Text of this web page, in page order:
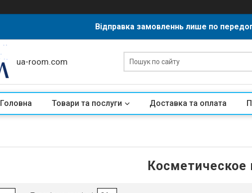
Відправка замовленнь лише по
ua-room.com
Головна Товари та послуги Доставка та оплата